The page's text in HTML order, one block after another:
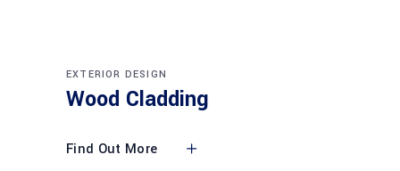
EXTERIOR DESIGN
Wood Cladding
Find Out More